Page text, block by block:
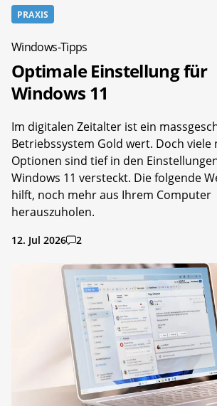
PRAXIS
Windows-Tipps
Optimale Einstellung für
Windows 11
Im digitalen Zeitalter ist ein
Betriebssystem Gold wert. Doch viele
Optionen sind tief in den
Windows 11 versteckt. Die folgende
hilft, noch mehr aus Ihrem Computer
herauszuholen.
12. Jul 2026 2